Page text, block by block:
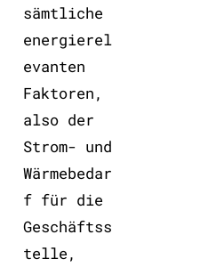
sämtliche
energierel
evanten
Faktoren,
also der
Strom- und
Wärmebedar
f für die
Geschäftss
telle,